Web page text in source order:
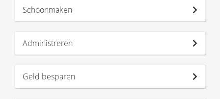
Schoonmaken
Administreren
Geld besparen